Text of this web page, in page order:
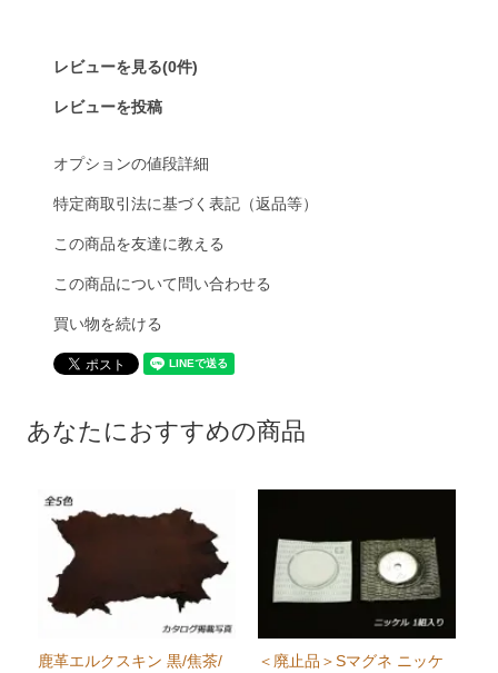
レビューを見る(0件)
レビューを投稿
オプションの値段詳細
特定商取引法に基づく表記（返品等）
この商品を友達に教える
この商品について問い合わせる
買い物を続ける
あなたにおすすめの商品
鹿革エルクスキン 黒/焦茶/
＜廃止品＞Sマグネ ニッケ